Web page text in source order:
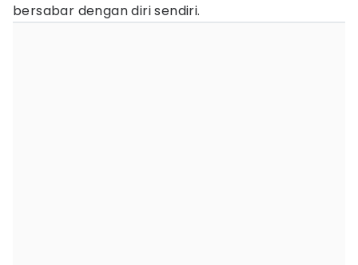
bersabar dengan diri sendiri.